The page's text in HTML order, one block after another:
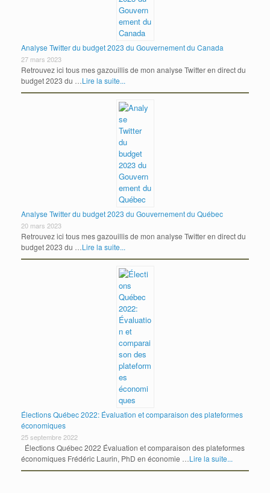
Analyse Twitter du budget 2023 du Gouvernement du Canada
27 mars 2023
Retrouvez ici tous mes gazouillis de mon analyse Twitter en direct du
budget 2023 du …Lire la suite...
Analyse Twitter du budget 2023 du Gouvernement du Québec
20 mars 2023
Retrouvez ici tous mes gazouillis de mon analyse Twitter en direct du
budget 2023 du …Lire la suite...
Élections Québec 2022: Évaluation et comparaison des plateformes
économiques
25 septembre 2022
Élections Québec 2022 Évaluation et comparaison des plateformes
économiques Frédéric Laurin, PhD en économie …Lire la suite...